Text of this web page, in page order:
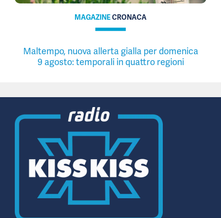
MAGAZINECRONACA
Maltempo, nuova allerta gialla per domenica
9 agosto: temporali in quattro regioni